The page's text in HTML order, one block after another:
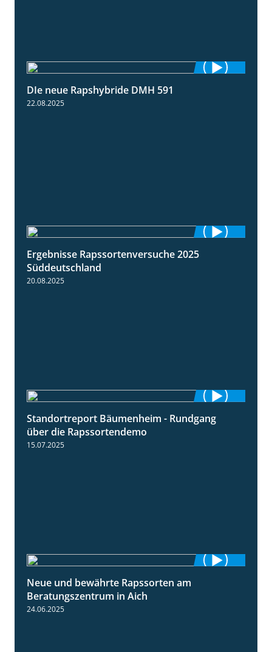
DIe neue Rapshybride DMH 591
22.08.2025
Ergebnisse Rapssortenversuche 2025
Süddeutschland
20.08.2025
6:03
Standortreport Bäumenheim - Rundgang
über die Rapssortendemo
15.07.2025
Neue und bewährte Rapssorten am
Beratungszentrum in Aich
24.06.2025